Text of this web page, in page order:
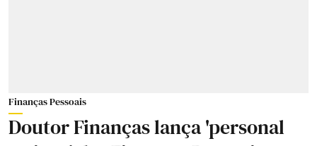
Finanças Pessoais
Doutor Finanças lança 'personal